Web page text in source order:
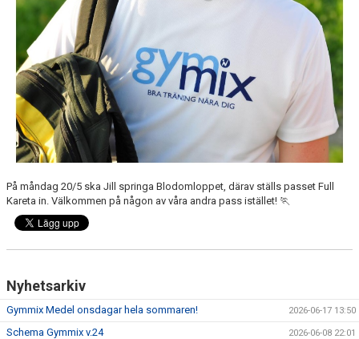
På måndag 20/5 ska Jill springa Blodomloppet, därav ställs passet Full
Kareta in. Välkommen på någon av våra andra pass istället! 🏃
Nyhetsarkiv
Gymmix Medel onsdagar hela sommaren! 2026-06-17 13:50
Schema Gymmix v.24 2026-06-08 22:01